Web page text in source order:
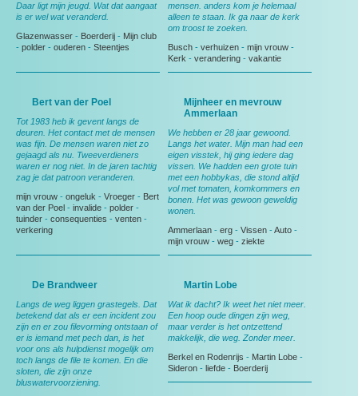
Daar ligt mijn jeugd. Wat dat aangaat
is er wel wat veranderd.
Glazenwasser - Boerderij - Mijn club
- polder - ouderen - Steentjes
mensen. anders kom je helemaal
alleen te staan. Ik ga naar de kerk
om troost te zoeken.
Busch - verhuizen - mijn vrouw -
Kerk - verandering - vakantie
Bert van der Poel
Tot 1983 heb ik gevent langs de
deuren. Het contact met de mensen
was fijn. De mensen waren niet zo
gejaagd als nu. Tweeverdieners
waren er nog niet. In de jaren tachtig
zag je dat patroon veranderen.
mijn vrouw - ongeluk - Vroeger - Bert
van der Poel - invalide - polder -
tuinder - consequenties - venten -
verkering
Mijnheer en mevrouw
Ammerlaan
We hebben er 28 jaar gewoond.
Langs het water. Mijn man had een
eigen visstek, hij ging iedere dag
vissen. We hadden een grote tuin
met een hobbykas, die stond altijd
vol met tomaten, komkommers en
bonen. Het was gewoon geweldig
wonen.
Ammerlaan - erg - Vissen -Auto -
mijn vrouw - weg - ziekte
De Brandweer
Langs de weg liggen grastegels. Dat
betekend dat als er een incident zou
zijn en er zou filevorming ontstaan of
er is iemand met pech dan, is het
voor ons als hulpdienst mogelijk om
toch langs de file te komen. En die
sloten, die zijn onze
bluswatervoorziening.
Martin Lobe
Wat ik dacht? Ik weet het niet meer.
Een hoop oude dingen zijn weg,
maar verder is het ontzettend
makkelijk, die weg. Zonder meer.
Berkel en Rodenrijs - Martin Lobe -
Sideron - liefde - Boerderij